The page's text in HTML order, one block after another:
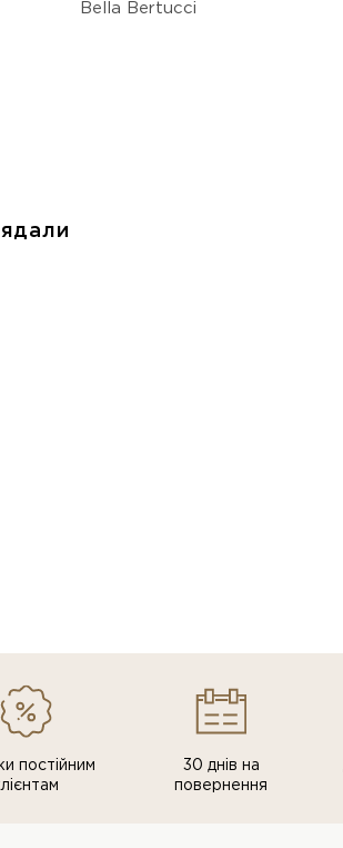
Bella Bertucci
постiйним
30 днів на
повернення